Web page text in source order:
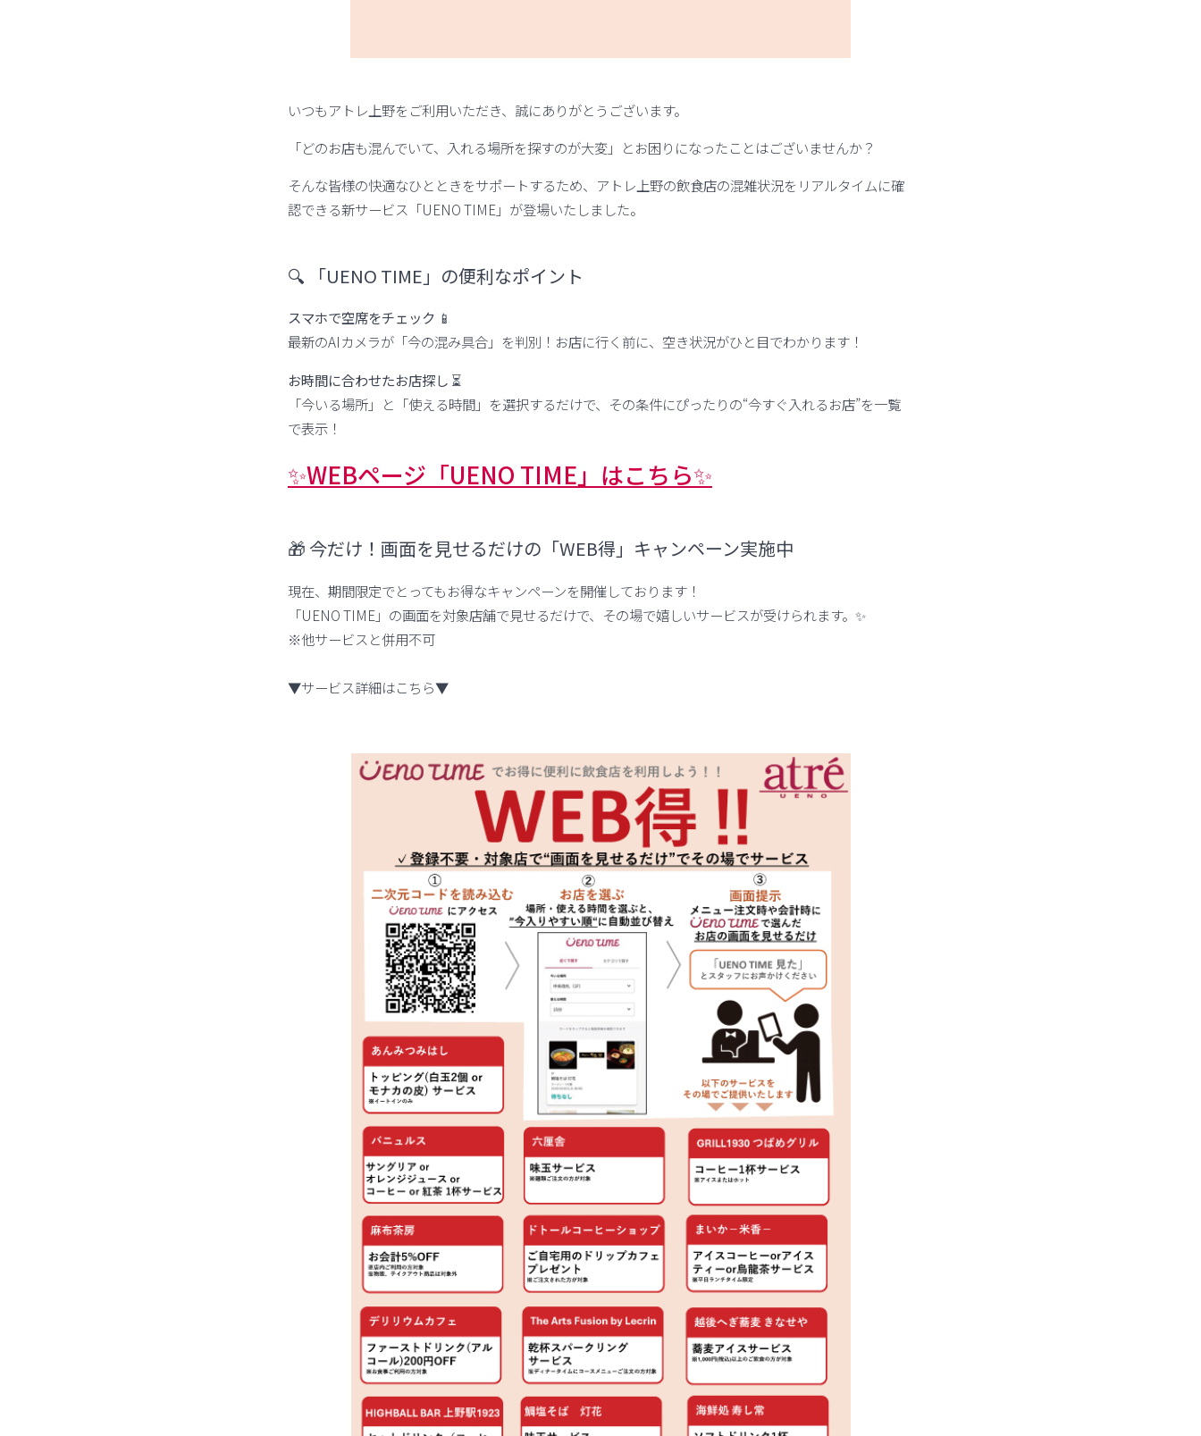
いつもアトレ上野をご利用いただき、誠にありがとうございます。
「どのお店も混んでいて、入れる場所を探すのが大変」とお困りになったことはございませんか？
そんな皆様の快適なひとときをサポートするため、アトレ上野の飲食店の混雑状況をリアルタイムに確
認できる新サービス「UENO TIME」が登場いたしました。
🔍 「UENO TIME」の便利なポイント
スマホで空席をチェック 📱
最新のAIカメラが「今の混み具合」を判別！お店に行く前に、空き状況がひと目でわかります！
お時間に合わせたお店探し ⏳
「今いる場所」と「使える時間」を選択するだけで、その条件にぴったりの“今すぐ入れるお店”を一覧
で表示！
✨WEBページ「UENO TIME」はこちら✨
🎁 今だけ！画面を見せるだけの「WEB得」キャンペーン実施中
現在、期間限定でとってもお得なキャンペーンを開催しております！
「UENO TIME」の画面を対象店舗で見せるだけで、その場で嬉しいサービスが受けられます。✨
※他サービスと併用不可
▼サービス詳細はこちら▼